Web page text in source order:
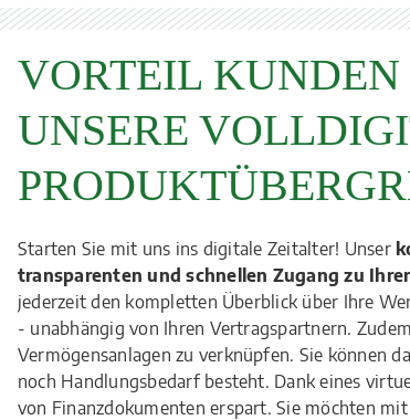
VORTEIL KUNDEN
UNSERE
Starten Sie mit uns ins digitale Zeitalter! Unser
transparenten und schnellen Zugang zu
jederzeit den kompletten Überblick über Ihre
- unabhängig von Ihren Vertragspartnern.
Vermögensanlagen zu verknüpfen. Sie können
noch Handlungsbedarf besteht. Dank eines
von Finanzdokumenten erspart. Sie möchten